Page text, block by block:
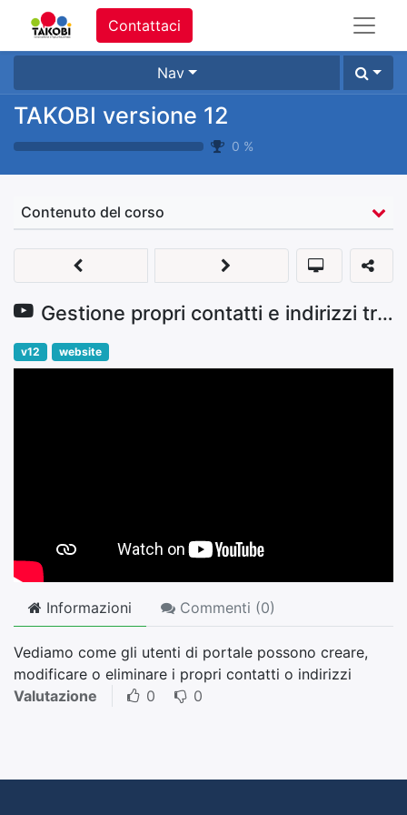
Contattaci
Nav
TAKOBI versione 12
0 %
Contenuto del corso
Gestione propri contatti e indirizzi tramite portale
v12 website
Informazioni Commenti (0)
Vediamo come gli utenti di portale possono creare,
modificare o eliminare i propri contatti o indirizzi
Valutazione
0 0